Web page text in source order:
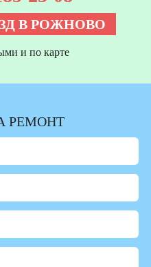
В РОЖНОВО
и по карте
РЕМОНТ